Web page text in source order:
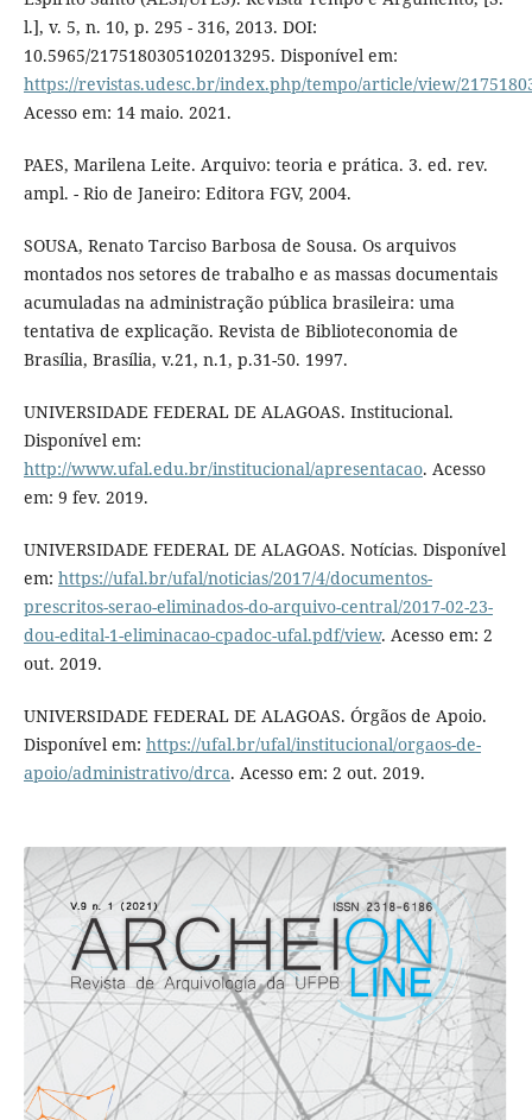
l.], v. 5, n. 10, p. 295 - 316, 2013. DOI:
10.5965/2175180305102013295. Disponível em:
https://revistas.udesc.br/index.php/tempo/article/view/
Acesso em: 14 maio. 2021.
PAES, Marilena Leite. Arquivo: teoria e prática. 3. ed. rev.
ampl. - Rio de Janeiro: Editora FGV, 2004.
SOUSA, Renato Tarciso Barbosa de Sousa. Os arquivos
montados nos setores de trabalho e as massas documentais
acumuladas na administração pública brasileira: uma
tentativa de explicação. Revista de Biblioteconomia de
Brasília, Brasília, v.21, n.1, p.31-50. 1997.
UNIVERSIDADE FEDERAL DE ALAGOAS. Institucional.
Disponível em:
http://www.ufal.edu.br/institucional/apresentacao. Acesso
em: 9 fev. 2019.
UNIVERSIDADE FEDERAL DE ALAGOAS. Notícias. Disponível
em: https://ufal.br/ufal/noticias/2017/4/documentos-
prescritos-serao-eliminados-do-arquivo-central/2017-02-23-
dou-edital-1-eliminacao-cpadoc-ufal.pdf/view. Acesso em: 2
out. 2019.
UNIVERSIDADE FEDERAL DE ALAGOAS. Órgãos de Apoio.
Disponível em: https://ufal.br/ufal/institucional/orgaos-de-
apoio/administrativo/drca. Acesso em: 2 out. 2019.